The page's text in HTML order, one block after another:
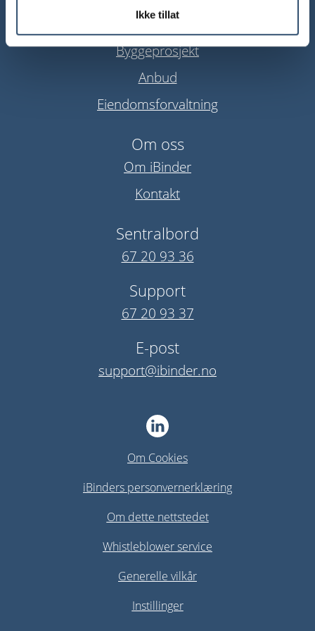
Ikke tillat
Prosjektplan
Byggeprosjekt
Anbud
Eiendomsforvaltning
Om oss
Om iBinder
Kontakt
Sentralbord
67 20 93 36
Support
67 20 93 37
E-post
support@ibinder.no
Om Cookies
iBinders personvernerklæring
Om dette nettstedet
Whistleblower service
Generelle vilkår
Instillinger